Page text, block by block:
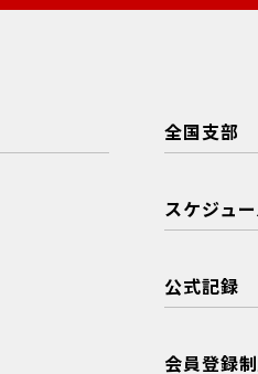
全国支部
スケジュ
公式記録
会員登録